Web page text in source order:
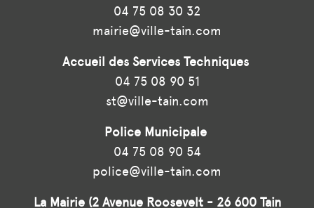
04 75 08 30 32
mairie@ville-tain.com
Accueil des Services Techniques
04 75 08 90 51
st@ville-tain.com
Police Municipale
04 75 08 90 54
police@ville-tain.com
La Mairie (2 Avenue Roosevelt - 26 600 Tain